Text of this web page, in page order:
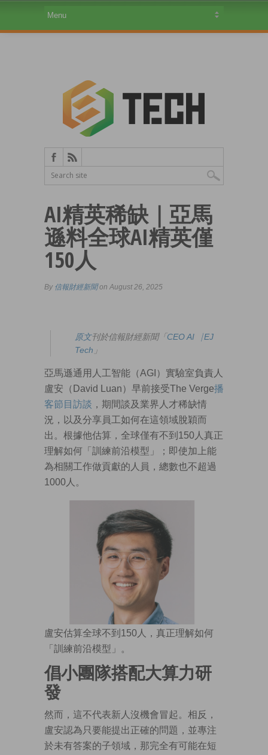
AI精英稀缺｜亞馬
遜料全球AI精英僅
150人
By 信報財經新聞on August 26, 2025
原文刊於信報財經新聞「CEO AI⎹ EJ
Tech 」
亞馬遜通用人工智能（AGI）實驗室負責人
盧安（David Luan）早前接受The Verge播
客節目訪談 ，期間談及業界人才稀缺情
況，以及分享員工如何在這領域脫穎而
出。根據他估算，全球僅有不到150人真正
理解如何「訓練前沿模型」；即使加上能
為相關工作做貢獻的人員，總數也不超過
1000人。
盧安估算全球不到150人，真正理解如何
「訓練前沿模型」。
倡小團隊搭配大算力研
發
然而，這不代表新人沒機會冒起。相反，
盧安認為只要能提出正確的問題，並專注
於未有答案的子領域，那完全有可能在短